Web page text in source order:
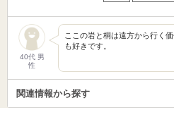
40代 男
性
ここの岩と桐は遠方から行く
も好きです。
関連情報から探す